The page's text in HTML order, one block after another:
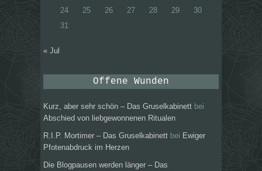
24
25 26 27 28 29
30
31
« Jul
Offene Wunden
Kurz, aber sehr schön – Das Gruselkabinett bei
Abschied von liebgewonnenen Ritualen
R.I.P. Mortimer – Das Gruselkabinett bei Ewiger
Pfotenabdruck im Herzen
Die Blogpausen werden länger – Das